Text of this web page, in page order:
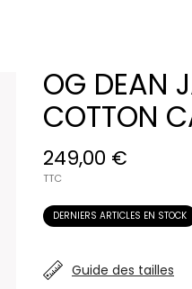
OG DEAN
COTTON
249,00 €
TTC
DERNIERS ARTICLES EN STOCK
Guide des tailles